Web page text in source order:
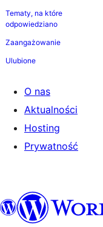
Tematy, na które
odpowiedziano
Zaangażowanie
Ulubione
O nas
Aktualności
Hosting
Prywatność